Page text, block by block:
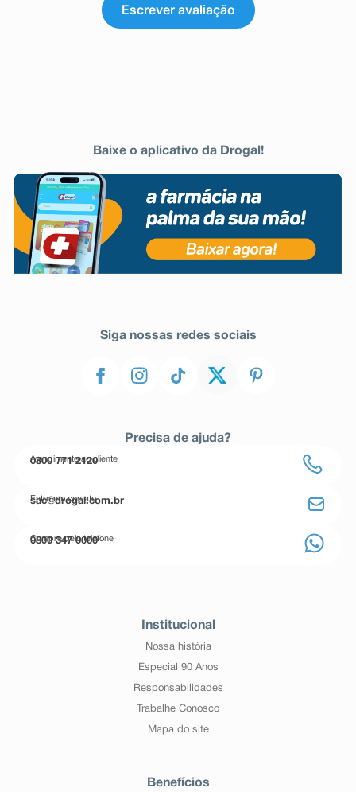
Escrever avaliação
Baixe o aplicativo da Drogal!
Siga nossas redes sociais
Precisa de ajuda?
Atendimento ao cliente
0800 771 2120
Entre em contato
sac@drogal.com.br
Compre pelo telefone
0800 347 0000
Institucional
Nossa história
Especial 90 Anos
Responsabilidades
Trabalhe Conosco
Mapa do site
Benefícios